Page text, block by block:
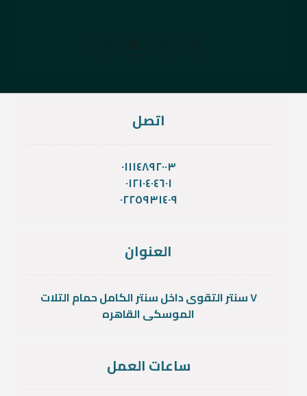
اتصل
٠١١١٤٨٩٢٠٠٣
٠١٢١٠٤٠٤٦٠١
٠٢٢٥٩٣١٤٠٩
العنوان
٧ سنتر التقوى داخل سنتر الكامل حمام التلات
الموسكى القاهره
ساعات العمل